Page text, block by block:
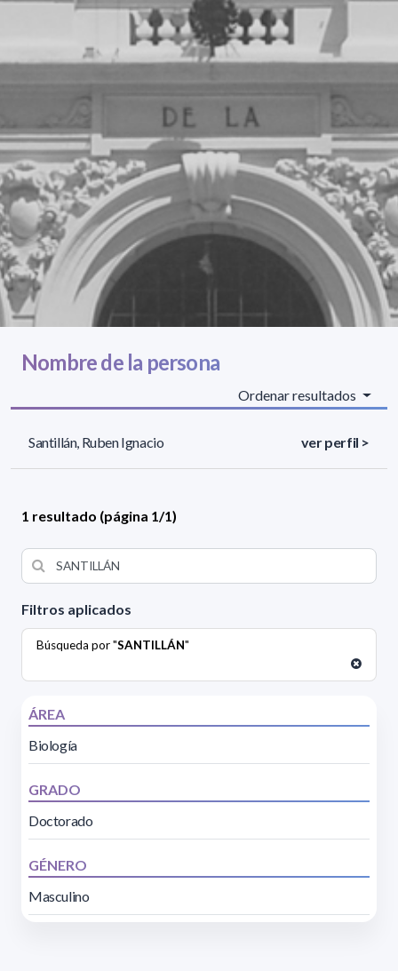
Filtros aplicados
Búsqueda por "SANTILLÁN"
ÁREA
Biología
GRADO
Doctorado
GÉNERO
Masculino
Nombre de la persona
Ordenar resultados
Santillán, Ruben Ignacio ver perfil >
1 resultado (página 1/1)